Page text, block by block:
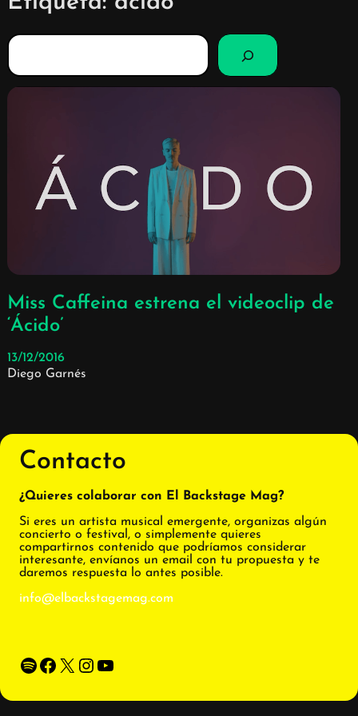
B
u
c
Miss Caffeina estrena el videoclip de
‘Ácido’
13/12/2016
Diego Garnés
Contacto
¿Quieres colaborar con El Backstage Mag?
Si eres un artista musical emergente, organizas algún
concierto o festival, o simplemente quieres
compartirnos contenido que podríamos considerar
interesante, envíanos un email con tu propuesta y te
daremos respuesta lo antes posible.
info@elbackstagemag.com
Spotify Facebook X Instagram YouTube